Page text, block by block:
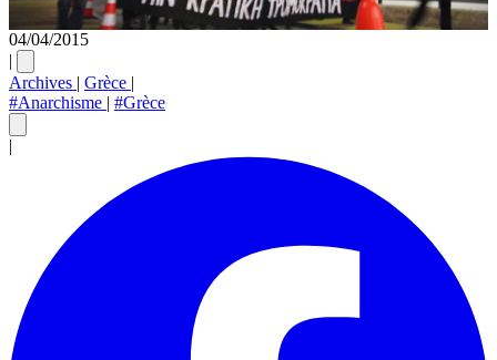
04/04/2015
|
Archives | Grèce |
#Anarchisme | #Grèce
|